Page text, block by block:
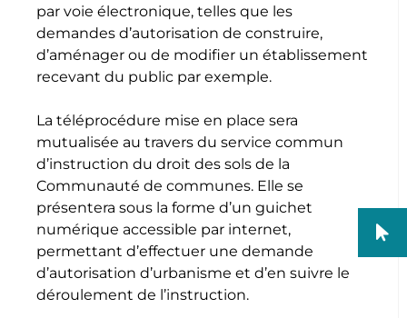
par voie électronique, telles que les
demandes d’autorisation de construire,
d’aménager ou de modifier un établissement
recevant du public par exemple.
La téléprocédure mise en place sera
mutualisée au travers du service commun
d’instruction du droit des sols de la
Communauté de communes. Elle se
présentera sous la forme d’un guichet
numérique accessible par internet,
permettant d’effectuer une demande
d’autorisation d’urbanisme et d’en suivre le
déroulement de l’instruction.